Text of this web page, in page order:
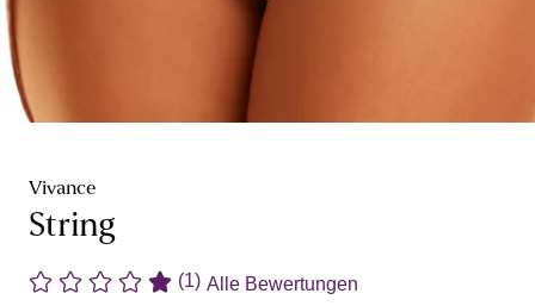
Vivance
String
(1) Alle Bewertungen